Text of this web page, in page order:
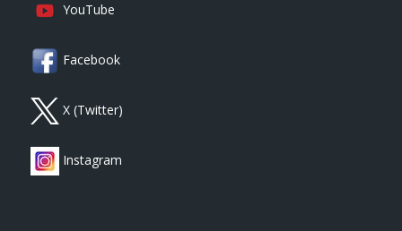
YouTube
Facebook
X (Twitter)
Instagram